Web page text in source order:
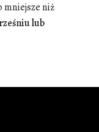
mniejsze niż
lub